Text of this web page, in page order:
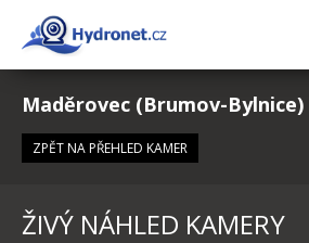
Maděrovec (Brumov-Bylnice)
ZPĚT NA PŘEHLED KAMER
ŽIVÝ NÁHLED KAMERY